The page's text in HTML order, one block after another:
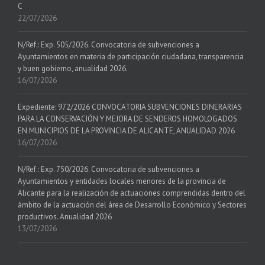
C
22/07/2026
N/Ref.: Exp. 505/2026. Convocatoria de subvenciones a
Ayuntamientos en materia de participación ciudadana, transparencia
y buen gobierno, anualidad 2026.
16/07/2026
Expediente: 972/2026 CONVOCATORIA SUBVENCIONES DINERARIAS
PARA LA CONSERVACIÓN Y MEJORA DE SENDEROS HOMOLOGADOS
EN MUNICIPIOS DE LA PROVINCIA DE ALICANTE, ANUALIDAD 2026
16/07/2026
N/Ref.: Exp. 750/2026. Convocatoria de subvenciones a
Ayuntamientos y entidades locales menores de la provincia de
Alicante para la realización de actuaciones comprendidas dentro del
ámbito de la actuación del área de Desarrollo Económico y Sectores
productivos. Anualidad 2026
13/07/2026